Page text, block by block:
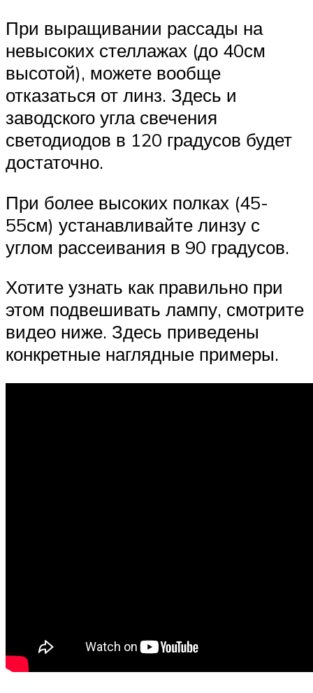
При выращивании рассады на
невысоких стеллажах (до 40см
высотой), можете вообще
отказаться от линз. Здесь и
заводского угла свечения
светодиодов в 120 градусов будет
достаточно.
При более высоких полках (45-
55см) устанавливайте линзу с
углом рассеивания в 90 градусов.
Хотите узнать как правильно при
этом подвешивать лампу, смотрите
видео ниже. Здесь приведены
конкретные наглядные примеры.